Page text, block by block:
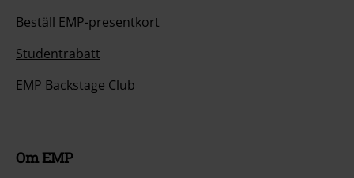
Beställ EMP-presentkort
Studentrabatt
EMP Backstage Club
Om EMP